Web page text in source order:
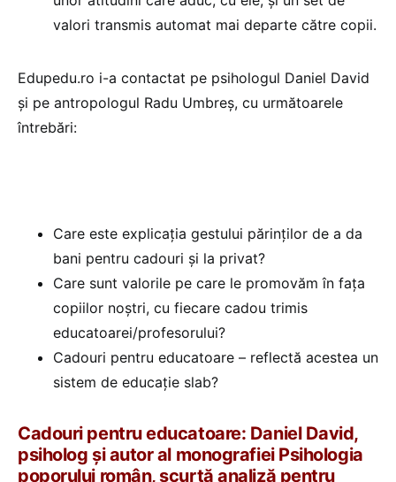
valori transmis automat mai departe către copii.
Edupedu.ro i-a contactat pe psihologul Daniel David
și pe antropologul Radu Umbreș, cu următoarele
întrebări:
Care este explicația gestului părinților de a da
bani pentru cadouri și la privat?
Care sunt valorile pe care le promovăm în fața
copiilor noștri, cu fiecare cadou trimis
educatoarei/profesorului?
Cadouri pentru educatoare – reflectă acestea un
sistem de educaţie slab?
Cadouri pentru educatoare: Daniel David,
psiholog și autor al monografiei Psihologia
poporului român, scurtă analiză pentru